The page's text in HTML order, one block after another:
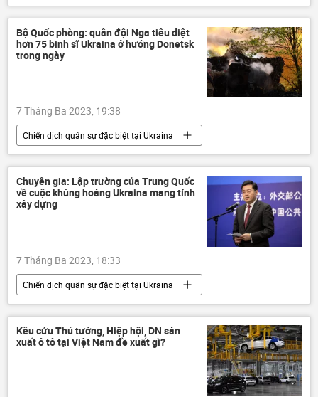
tài chính
Bộ Quốc phòng: quân đội Nga tiêu diệt
hơn 75 binh sĩ Ukraina ở hướng Donetsk
trong ngày
7 Tháng Ba 2023, 19:38
Chiến dịch quân sự đặc biệt tại Ukraina
Cuộc khủng hoảng ở Ukraina
Ukraina
Nga
Quân sự
lực lượng vũ trang Nga
Quân đội Nga
Igor Konashenkov
Chuyên gia: Lập trường của Trung Quốc
về cuộc khủng hoảng Ukraina mang tính
xây dựng
7 Tháng Ba 2023, 18:33
Chiến dịch quân sự đặc biệt tại Ukraina
chuyên gia
Quan điểm-Ý kiến
Cuộc khủng hoảng ở Ukraina
Ukraina
Trung Quốc
Kêu cứu Thủ tướng, Hiệp hội, DN sản
xuất ô tô tại Việt Nam đề xuất gì?